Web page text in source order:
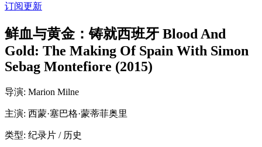
订阅更新
鲜血与黄金：铸就西班牙 Blood And
Gold: The Making Of Spain With Simon
Sebag Montefiore (2015)
导演: Marion Milne
主演: 西蒙·塞巴格·蒙蒂菲奥里
类型: 纪录片 / 历史